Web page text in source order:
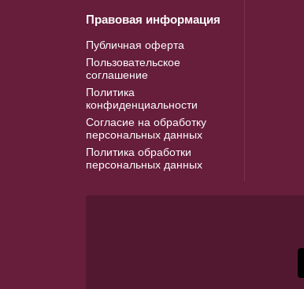
Правовая информация
Публичная оферта
Пользовательское
соглашение
Политика
конфиденциальности
Согласие на обработку
персональных данных
Политика обработки
персональных данных